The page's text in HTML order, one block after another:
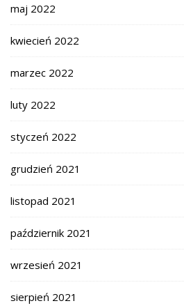
maj 2022
kwiecień 2022
marzec 2022
luty 2022
styczeń 2022
grudzień 2021
listopad 2021
październik 2021
wrzesień 2021
sierpień 2021